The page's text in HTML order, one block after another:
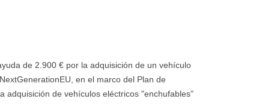
de 2.900 € por la adquisición de un vehículo
en el marco del Plan de
adquisición de vehículos eléctricos "enchufables"